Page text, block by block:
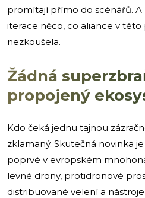
promítají přímo do scénářů. A
iterace něco, co aliance v
nezkoušela.
Žádná
propojený
Kdo čeká jednu tajnou
zklamaný. Skutečná novinka
poprvé v evropském
levné drony, protidronové
distribuované velení a